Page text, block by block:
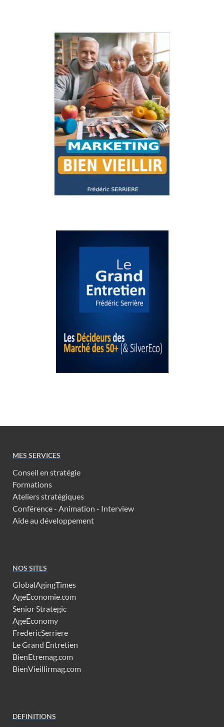
MES SERVICES
Conseil en stratégie
Formations
Ateliers stratégiques
Conférence - Animation - Interview
Aide au développement
NOS SITES
GlobalAgingTimes
AgeEconomie.com
Senior Strategic
AgeEconomy
FredericSerriere
Le Grand Entretien
BienEtremag.com
BienVieillirmag.com
DEFINITIONS